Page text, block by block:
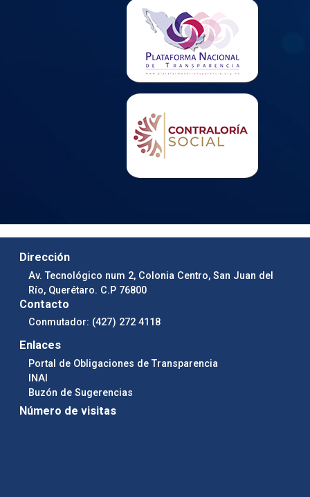
Dirección
Av. Tecnológico num 2, Colonia Centro, San Juan del
Río, Querétaro. C.P 76800
Contacto
Conmutador: (427) 272 4118
Enlaces
Portal de Obligaciones de Transparencia
INAI
Buzón de Sugerencias
Número de visitas